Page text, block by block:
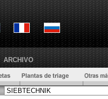
ARCHIVO